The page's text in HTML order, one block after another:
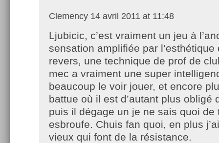
Clemency 14 avril 2011 at 11:48
Ljubicic, c’est vraiment un jeu à
sensation amplifiée par l’esthétique
revers, une technique de prof de
mec a vraiment une super
beaucoup le voir jouer, et encore
battue où il est d’autant plus obligé
puis il dégage un je ne sais quoi de
esbroufe. Chuis fan quoi, en plus
vieux qui font de la résistance.